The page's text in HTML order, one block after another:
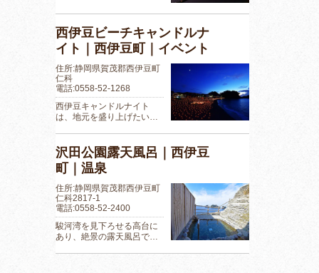
西伊豆ビーチキャンドルナ
イト｜西伊豆町｜イベント
住所:静岡県賀茂郡西伊豆町
仁科
電話:0558-52-1268
西伊豆キャンドルナイト
は、地元を盛り上げたい…
沢田公園露天風呂｜西伊豆
町｜温泉
住所:静岡県賀茂郡西伊豆町
仁科2817-1
電話:0558-52-2400
駿河湾を見下ろせる高台に
あり、絶景の露天風呂で…